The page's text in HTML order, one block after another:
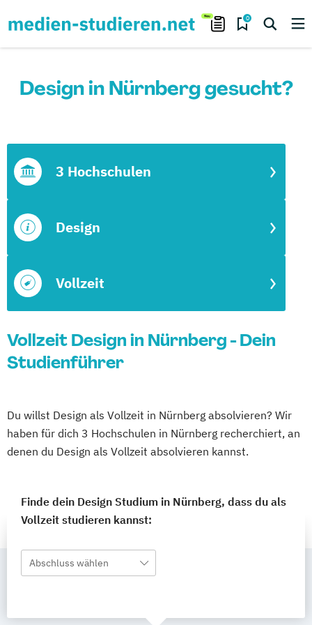
0
Design in Nürnberg gesucht?
Vollzeit
Design
3 Hochschulen
Vollzeit Design in Nürnberg - Dein
Studienführer
Du willst Design als Vollzeit in Nürnberg absolvieren? Wir
haben für dich 3 Hochschulen in Nürnberg recherchiert, an
denen du Design als Vollzeit absolvieren kannst.
Finde dein Design Studium in Nürnberg, dass du als
Vollzeit studieren kannst:
Abschluss wählen